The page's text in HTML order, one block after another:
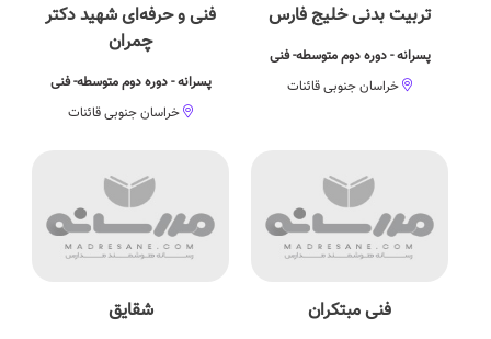
تربیت بدنی خلیج فارس
پسرانه - دوره دوم متوسطه- فنی
خراسان جنوبی قائنات
فنی و حرفه‌ای شهید دکتر
چمران
پسرانه - دوره دوم متوسطه- فنی
خراسان جنوبی قائنات
فنی مبتکران شقایق